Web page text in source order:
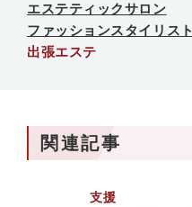
エステティックサロン
ファッションスタイリスト
出張エステ
関連記事
支援